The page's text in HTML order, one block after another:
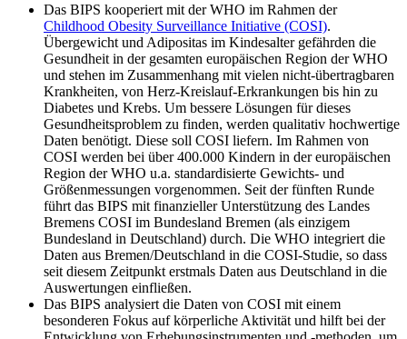
Das BIPS kooperiert mit der WHO im Rahmen der
Childhood Obesity Surveillance Initiative (COSI).
Übergewicht und Adipositas im Kindesalter gefährden die
Gesundheit in der gesamten europäischen Region der WHO
und stehen im Zusammenhang mit vielen nicht-übertragbaren
Krankheiten, von Herz-Kreislauf-Erkrankungen bis hin zu
Diabetes und Krebs. Um bessere Lösungen für dieses
Gesundheitsproblem zu finden, werden qualitativ hochwertige
Daten benötigt. Diese soll COSI liefern. Im Rahmen von
COSI werden bei über 400.000 Kindern in der europäischen
Region der WHO u.a. standardisierte Gewichts- und
Größenmessungen vorgenommen. Seit der fünften Runde
führt das BIPS mit finanzieller Unterstützung des Landes
Bremens COSI im Bundesland Bremen (als einzigem
Bundesland in Deutschland) durch. Die WHO integriert die
Daten aus Bremen/Deutschland in die COSI-Studie, so dass
seit diesem Zeitpunkt erstmals Daten aus Deutschland in die
Auswertungen einfließen.
Das BIPS analysiert die Daten von COSI mit einem
besonderen Fokus auf körperliche Aktivität und hilft bei der